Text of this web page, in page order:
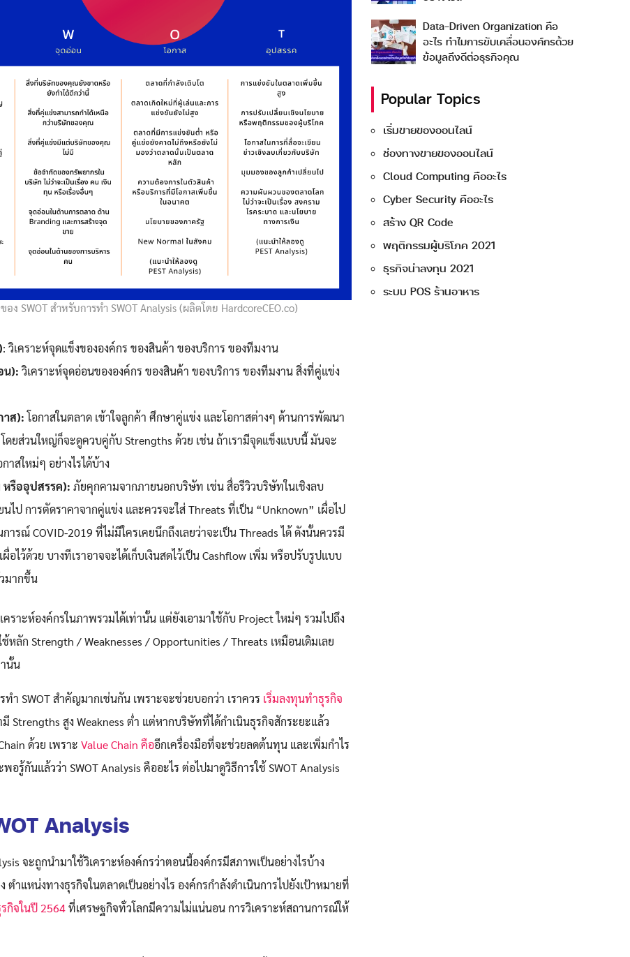
ง SWOT สำหรับการทำ SWOT Analysis (ผลิตโดย HardcoreCEO.co)
: วิเคราะห์จุดแข็งขององค์กร ของสินค้า ของบริการ ของทีมงาน
น):วิเคราะห์จุดอ่อนขององค์กร ของสินค้า ของบริการ ของทีมงาน สิ่งที่คู่แข่ง
าส): โอกาสในตลาด เข้าใจลูกค้า ศึกษาคู่แข่ง และโอกาสต่างๆ ด้านการพัฒนา
ดยส่วนใหญ่ก็จะดูควบคู่กับ Strengths ด้วย เช่น ถ้าเรามีจุดแข็งแบบนี้ มันจะ
าสใหม่ๆ อย่างไรได้บ้าง
หรืออุปสรรค): ภัยคุกคามจากภายนอกบริษัท เช่น สื่อรีวิวบริษัทในเชิงลบ
ไป การตัดราคาจากคู่แข่ง และควรจะใส่ Threats ที่เป็น “Unknown” เผื่อไป
ารณ์ COVID-2019 ที่ไม่มีใครเคยนึกถึงเลยว่าจะเป็น Threads ได้ ดังนั้นควรมี
อไว้ด้วย บางทีเราอาจจะได้เก็บเงินสดไว้เป็น Cashflow เพิ่ม หรือปรับรูปแบบ
มากขึ้น
คราะห์องค์กรในภาพรวมได้เท่านั้น แต่ยังเอามาใช้กับ Project ใหม่ๆ รวมไปถึง
หลัก Strength / Weaknesses / Opportunities / Threats เหมือนเดิมเลย
นั้น
ำ SWOT สำคัญมากเช่นกัน เพราะจะช่วยบอกว่า เราควร เริ่มลงทุนทำธุรกิจ
Strengths สูง Weakness ต่ำ แต่หากบริษัทที่ได้กำเนินธุรกิจสักระยะแล้ว
ด้วย เพราะ Value Chain คืออีกเครื่องมือที่จะช่วยลดต้นทุน และเพิ่มกำไร
อรู้กันแล้วว่า SWOT Analysis คืออะไร ต่อไปมาดูวิธีการใช้ SWOT Analysis
Analysis
จะถูกนำมาใช้วิเคราะห์องค์กรว่าตอนนี้องค์กรมีสภาพเป็นอย่างไรบ้าง
ตำแหน่งทางธุรกิจในตลาดเป็นอย่างไร องค์กรกำลังดำเนินการไปยังเป้าหมายที่
กิจในปี 2564ที่เศรษฐกิจทั่วโลกมีความไม่แน่นอน การวิเคราะห์สถานการณ์ให้
Data-Driven Organization คือ
อะไร ทำไมการขับเคลื่อนองค์กรด้วย
ข้อมูลถึงดีต่อธุรกิจคุณ
Popular Topics
เริ่มขายของออนไลน์
ช่องทางขายของออนไลน์
Cloud Computing คืออะไร
Cyber Security คืออะไร
สร้าง QR Code
พฤติกรรมผู้บริโภค 2021
ธุรกิจน่าลงทุน 2021
ระบบ POS ร้านอาหาร